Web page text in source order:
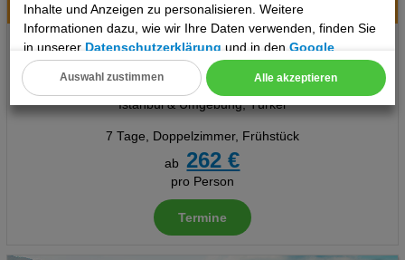
Inhalte und Anzeigen zu personalisieren. Weitere
Informationen dazu, wie wir Ihre Daten verwenden, finden Sie
in unsererDatenschutzerklärung und in denGoogle
Datenschutz- und Nutzungsbedingungen
Cookie Einstellungen
Alle akzeptieren
Auswahl zustimmen
Hotelinfo Bilder
Grand Milan Hotel
Istanbul
Istanbul & Umgebung, Türkei
7 Tage, Doppelzimmer, Frühstück
ab
262 €
pro Person
Termine